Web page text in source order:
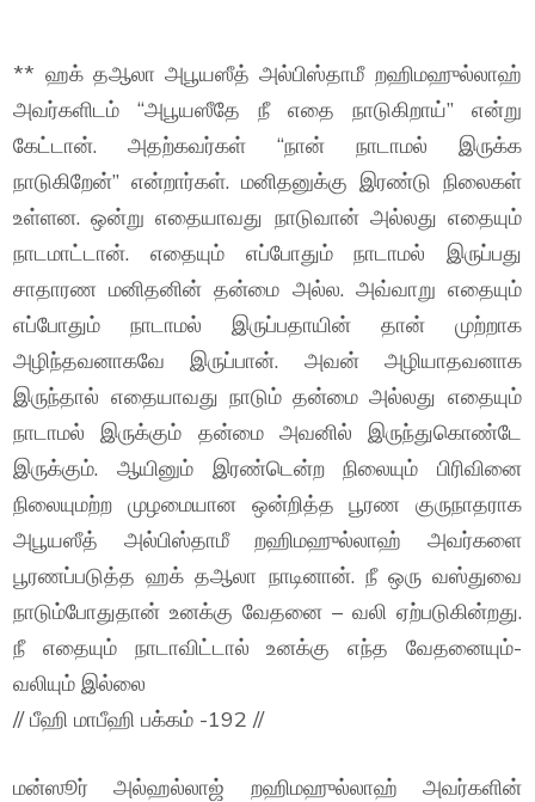
** ஹக் தஆலா அபூயஸீத் அல்பிஸ்தாமீ றஹிமஹுல்லாஹ்
அவர்களிடம் “அபூயஸீதே நீ எதை நாடுகிறாய்” என்று
கேட்டான். அதற்கவர்கள் “நான் நாடாமல் இருக்க
நாடுகிறேன்” என்றார்கள். மனிதனுக்கு இரண்டு நிலைகள்
உள்ளன. ஒன்று எதையாவது நாடுவான் அல்லது எதையும்
நாடமாட்டான். எதையும் எப்போதும் நாடாமல் இருப்பது
சாதாரண மனிதனின் தன்மை அல்ல. அவ்வாறு எதையும்
எப்போதும் நாடாமல் இருப்பதாயின் தான் முற்றாக
அழிந்தவனாகவே இருப்பான். அவன் அழியாதவனாக
இருந்தால் எதையாவது நாடும் தன்மை அல்லது எதையும்
நாடாமல் இருக்கும் தன்மை அவனில் இருந்துகொண்டே
இருக்கும். ஆயினும் இரண்டென்ற நிலையும் பிரிவினை
நிலையுமற்ற முழமையான ஒன்றித்த பூரண குருநாதராக
அபூயஸீத் அல்பிஸ்தாமீ றஹிமஹுல்லாஹ் அவர்களை
பூரணப்படுத்த ஹக் தஆலா நாடினான். நீ ஒரு வஸ்துவை
நாடும்போதுதான் உனக்கு வேதனை – வலி ஏற்படுகின்றது.
நீ எதையும் நாடாவிட்டால் உனக்கு எந்த வேதனையும்-
வலியும் இல்லை
// பீஹி மாபீஹி பக்கம் -192 //
மன்ஸூர் அல்ஹல்லாஜ் றஹிமஹுல்லாஹ் அவர்களின்